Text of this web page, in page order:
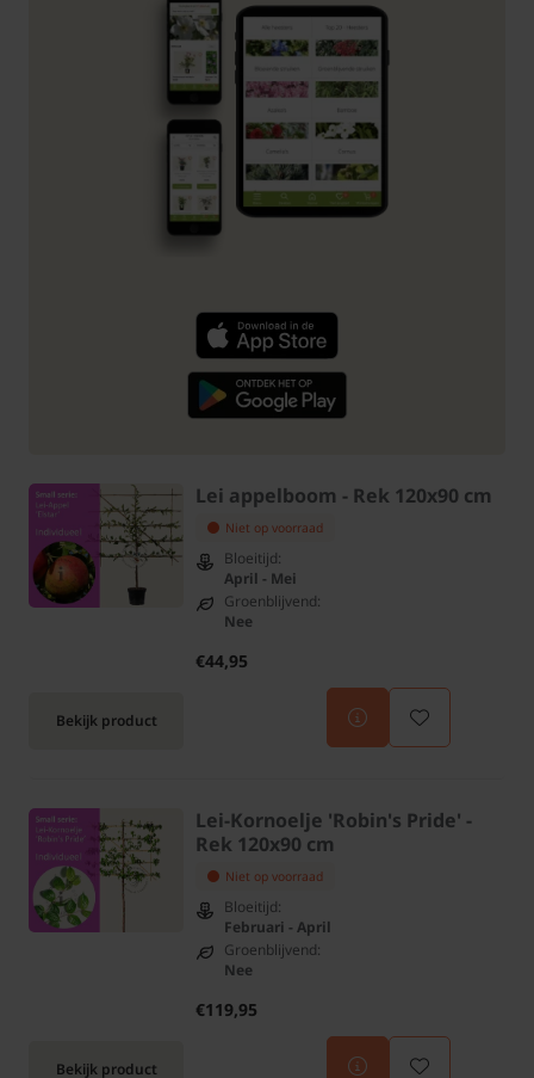
Bekijk product
Lei appelboom - Rek 120x90 cm
Niet op voorraad
Bloeitijd:
April - Mei
Groenblijvend:
Nee
€44,95
Bekijk product
Lei-Kornoelje 'Robin's Pride' -
Rek 120x90 cm
Niet op voorraad
Bloeitijd:
Februari - April
Groenblijvend:
Nee
€119,95